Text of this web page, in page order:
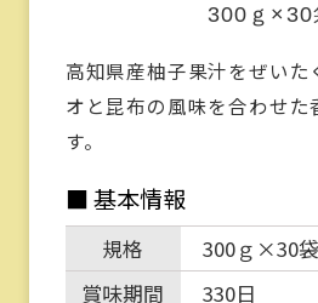
300ｇ×30
高知県産柚子果汁をぜいた
オと昆布の風味を合わせた
す。
■ 基本情報
規格
300ｇ×30袋
賞味期間
330日